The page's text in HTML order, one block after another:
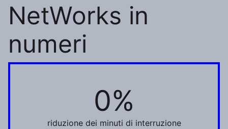
NetWorks in
numeri
0%
55%
riduzione dei minuti di interruzione